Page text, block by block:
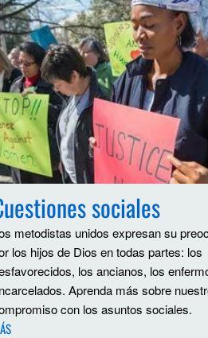
sociales
metodistas unidos expresan su
los hijos de Dios en todas partes: los
los ancianos, los
Aprenda más sobre
con los asuntos sociales.